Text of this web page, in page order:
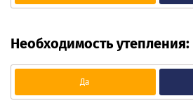
Необходимость утепления:
Да